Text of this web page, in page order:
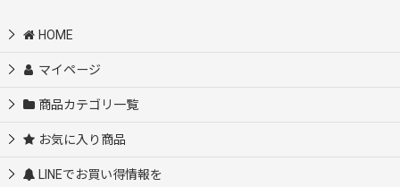
HOME
マイページ
商品カテゴリ一覧
お気に入り商品
LINEでお買い得情報を